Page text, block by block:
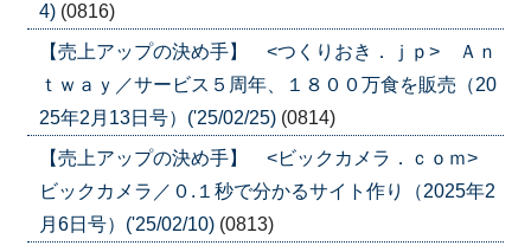
4) (0816)
【売上アップの決め手】 <つくりおき．ｊｐ> Ａｎ
ｔｗａｙ／サービス５周年、１８００万食を販売（20
25年2月13日号）('25/02/25) (0814)
【売上アップの決め手】 <ビックカメラ．ｃｏｍ>
ビックカメラ／０.１秒で分かるサイト作り（2025年2
月6日号）('25/02/10) (0813)